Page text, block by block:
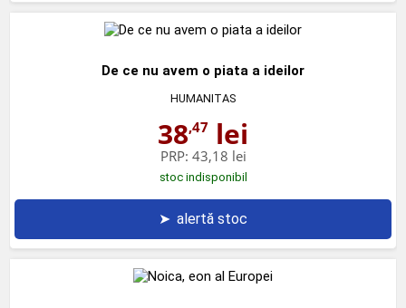
De ce nu avem o piata a ideilor
HUMANITAS
38,47 lei
PRP: 43,18 lei
stoc indisponibil
➤ alertă stoc